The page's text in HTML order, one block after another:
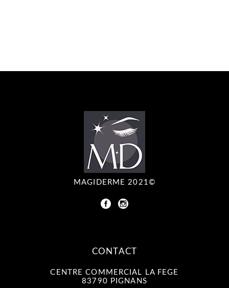
MAGIDERME 2021©
CONTACT
CENTRE COMMERCIAL LA FEGE
83790 PIGNANS